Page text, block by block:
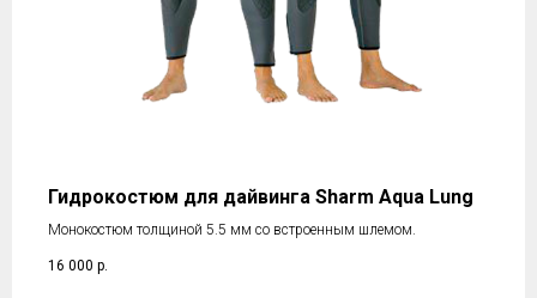
Гидрокостюм для дайвинга Sharm Aqua Lung
Монокостюм толщиной 5.5 мм со встроенным шлемом.
16 000 р.